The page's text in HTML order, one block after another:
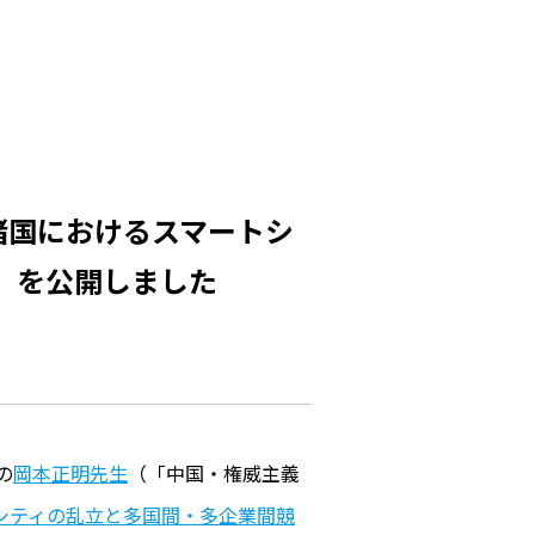
におけるスマートシ
を公開しました
岡本正明先生 （「中国・権威主義
ティの乱立と多国間・多企業間競